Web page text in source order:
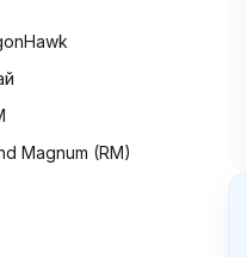
Magnum (RM)